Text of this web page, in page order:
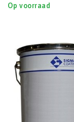
Op voorraad